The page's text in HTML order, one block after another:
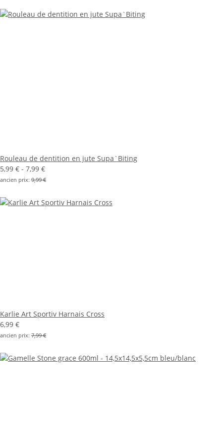
Rouleau de dentition en jute Supa`Biting
5,99 € - 7,99 €
ancien prix: 9,99 €
Karlie Art Sportiv Harnais Cross
6,99 €
ancien prix: 7,99 €